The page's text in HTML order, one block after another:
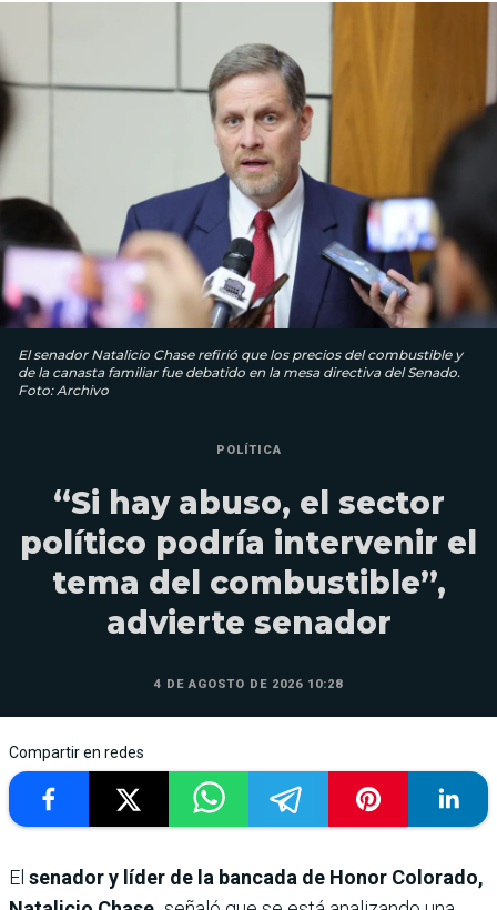
El senador Natalicio Chase refirió que los precios del combustible y
de la canasta familiar fue debatido en la mesa directiva del Senado.
Foto: Archivo
POLÍTICA
“Si hay abuso, el sector
político podría intervenir el
tema del combustible”,
advierte senador
4 DE AGOSTO DE 2026 10:28
Compartir en redes
El senador y líder de la bancada de Honor Colorado,